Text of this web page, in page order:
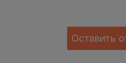
Оставить